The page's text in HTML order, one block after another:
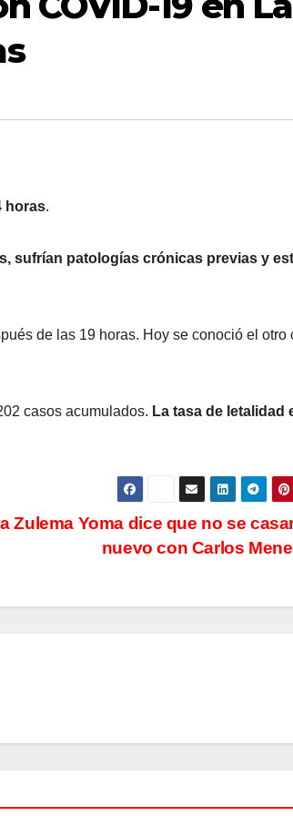
horas.
sufrían patologías crónicas previas y
de las 19 horas. Hoy se conoció el otro
casos acumulados. La tasa de letalidad
Zulema Yoma dice que no se
nuevo con Carlos